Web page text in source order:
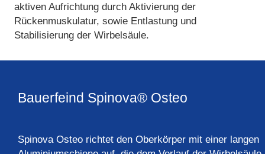
aktiven Aufrichtung durch Aktivierung der
Rückenmuskulatur, sowie Entlastung und
Stabilisierung der Wirbelsäule.
Bauerfeind Spinova® Osteo
Spinova Osteo richtet den Oberkörper mit einer langen